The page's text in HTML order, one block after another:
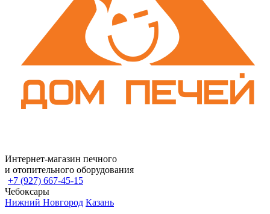
Интернет-магазин печного
и отопительного оборудования
+7 (927) 667-45-15
Чебоксары
Нижний Новгород Казань